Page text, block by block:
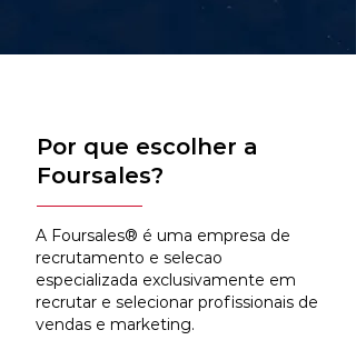
Por que escolher a
Foursales?
A Foursales® é uma empresa de
recrutamento e selecao
especializada exclusivamente em
recrutar e selecionar profissionais de
vendas e marketing.